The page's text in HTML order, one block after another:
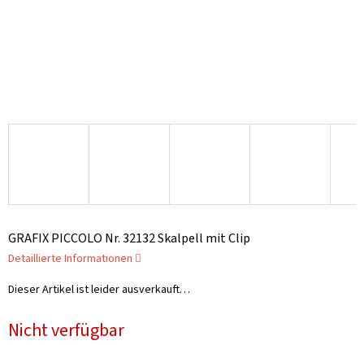
Nicht verfügbar
Dieser Artikel ist leider ausverkauft…
GRAFIX PICCOLO Nr. 32132 Skalpell mit Clip
Detaillierte Informationen